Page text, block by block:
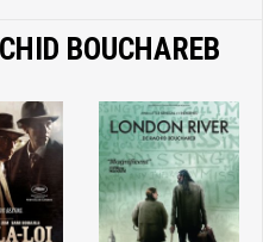
BOUCHAREB